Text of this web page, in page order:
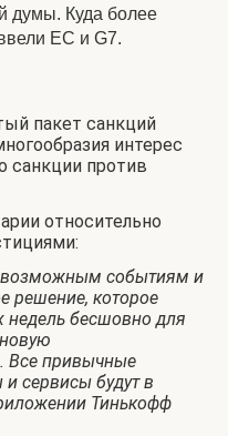
думы. Куда более
ЕС и G7.
пакет санкций
интерес
санкции против
относительно
событиям и
решение, которое
недель бесшовно для
Все привычные
сервисы будут в
Тинькофф